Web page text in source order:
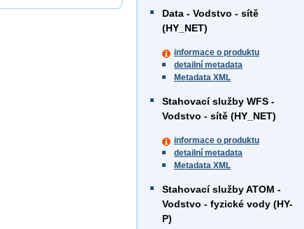
Data - Vodstvo - sítě
(HY_NET)
informace o produktu
detailní metadata
Metadata XML
Stahovací služby WFS -
Vodstvo - sítě (HY_NET)
informace o produktu
detailní metadata
Metadata XML
Stahovací služby ATOM -
Vodstvo - fyzické vody (HY-
P)